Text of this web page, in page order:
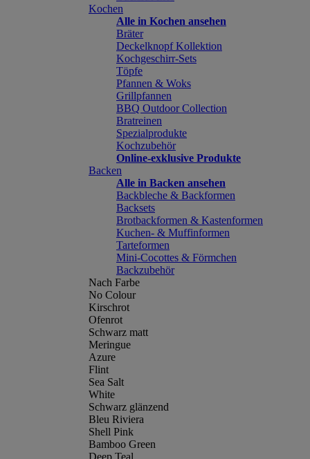
Kochen
Alle in Kochen ansehen
Bräter
Deckelknopf Kollektion
Kochgeschirr-Sets
Töpfe
Pfannen & Woks
Grillpfannen
BBQ Outdoor Collection
Bratreinen
Spezialprodukte
Kochzubehör
Online-exklusive Produkte
Backen
Alle in Backen ansehen
Backbleche & Backformen
Backsets
Brotbackformen & Kastenformen
Kuchen- & Muffinformen
Tarteformen
Mini-Cocottes & Förmchen
Backzubehör
Nach Farbe
No Colour
Kirschrot
Ofenrot
Schwarz matt
Meringue
Azure
Flint
Sea Salt
White
Schwarz glänzend
Bleu Riviera
Shell Pink
Bamboo Green
Deep Teal